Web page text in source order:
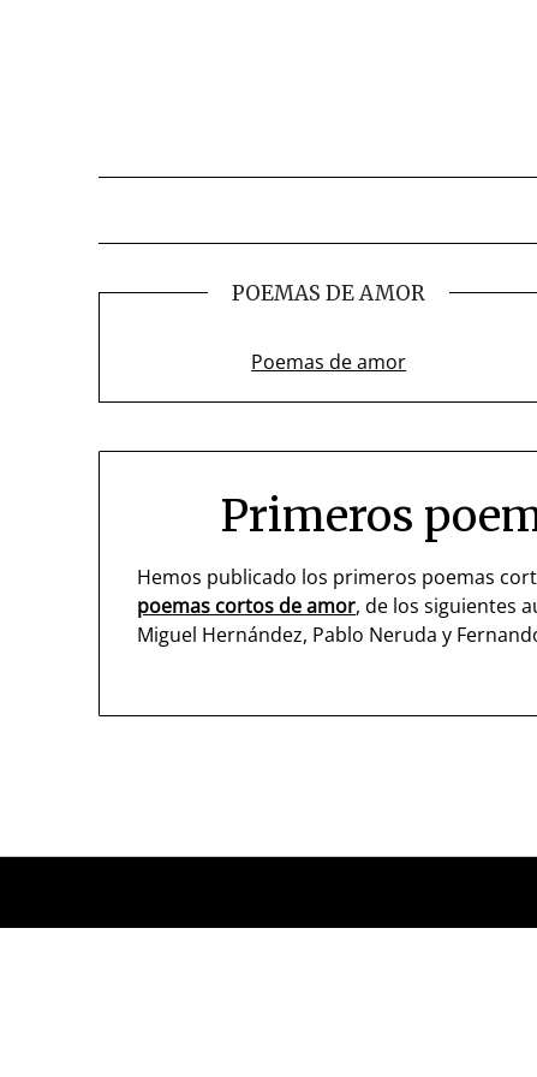
POEMAS DE AMOR
Poemas de amor
Primeros
Hemos publicado los primeros poemas
poemas cortos de amor, de los siguientes
Miguel Hernández, Pablo Neruda y
entradas